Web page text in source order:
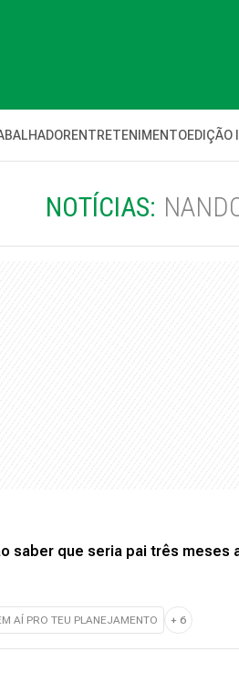
ENTRETENIMENTOEDIÇÃO
NOTÍCIAS:
saber que seria pai três meses
AÍ PRO TEU PLANEJAMENTO + 6